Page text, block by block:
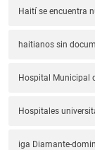
Haití se encuentra
haitianos sin
Hospital Municipal
Hospitales
iga Diamante-